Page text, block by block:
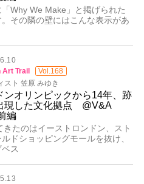
Why We Make」と掲げられた
その隣の壁にはこんな表示があ
Art Trail
Vol.168
スト 笠原 みゆき
ンオリンピックから14年、跡
現した文化拠点 @V&A
編
たのはイーストロンドン、スト
ドショッピングモールを抜け、
ス